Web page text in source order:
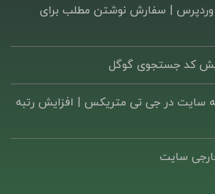
|‌ سفارش نوشتن مطلب برای
کد جستجوی گوگل
سایت در جی تی متریکس | افزایش رتبه
سایت